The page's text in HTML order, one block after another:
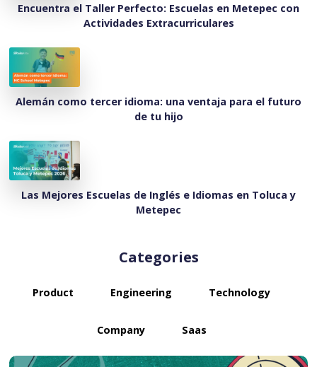
Encuentra el Taller Perfecto: Escuelas en Metepec con
Actividades Extracurriculares
Alemán como tercer idioma: una ventaja para el futuro
de tu hijo
Las Mejores Escuelas de Inglés e Idiomas en Toluca y
Metepec
Categories
Product Engineering Technology
Company Saas